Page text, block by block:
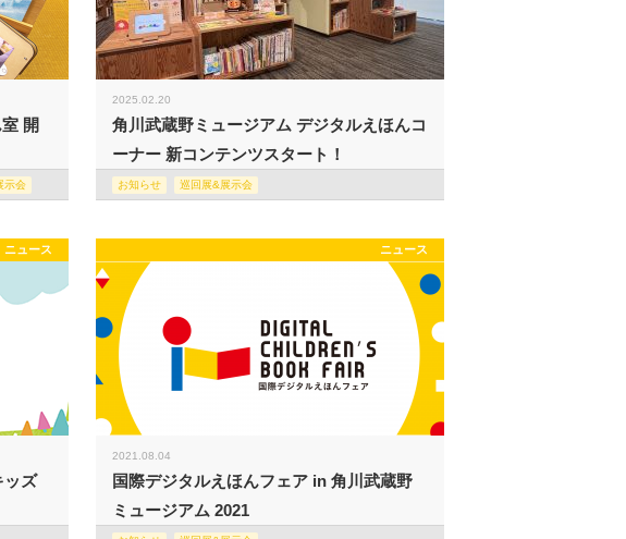
開
示会
2025.02.20
角川武蔵野ミュージアム デジタルえほんコ
ーナー 新コンテンツスタート！
お知らせ 巡回展&展示会
ニュース
ッズ
ニュース
2021.08.04
国際デジタルえほんフェア in 角川武蔵野
ミュージアム 2021